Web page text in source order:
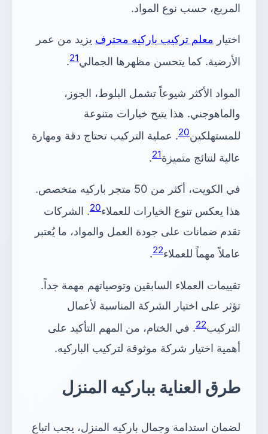
المربع، حسب نوع المواد.
اختيار معلم تركيب باركيه محترف يزيد من عمر
الأرضية. كما يتحسن مظهرها الجمالي21
.
المواد الأكثر شيوعاً تشمل البلوط، الجوز،
والماهوجني. هذا يتيح خيارات متنوعة
للمستهلكين20. عملية التركيب تحتاج دقة ومهارة
عالية لنتائج متميزة21
.
في الكويت، أكثر من 50 متجر باركيه متخصص.
هذا يعكس تنوع الخيارات للعملاء20. الشركات
تقدم ضمانات على جودة العمل والمواد، ما يُعتبر
عاملاً مهماً للعملاء22
.
تقييمات العملاء السابقين وتوصياتهم مهمة جداً.
تؤثر على اختيار الشركة المناسبة لأعمال
التركيب22. في الختام، من المهم التأكيد على
أهمية اختيار شركة موثوقة لتركيب الباركيه.
طرق العناية بباركيه المنزل
لضمان استدامة وجمال باركيه المنزل، يجب اتباع